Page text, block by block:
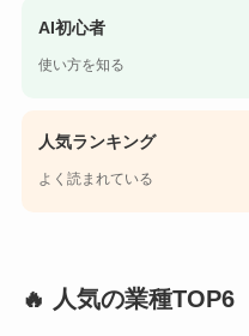
AI初心者
使い方を知る
人気ランキング
よく読まれている
🔥 人気の業種TOP6